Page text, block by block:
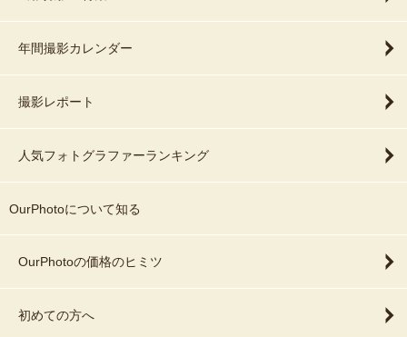
年間撮影カレンダー
撮影レポート
人気フォトグラファーランキング
OurPhotoについて知る
OurPhotoの価格のヒミツ
初めての方へ